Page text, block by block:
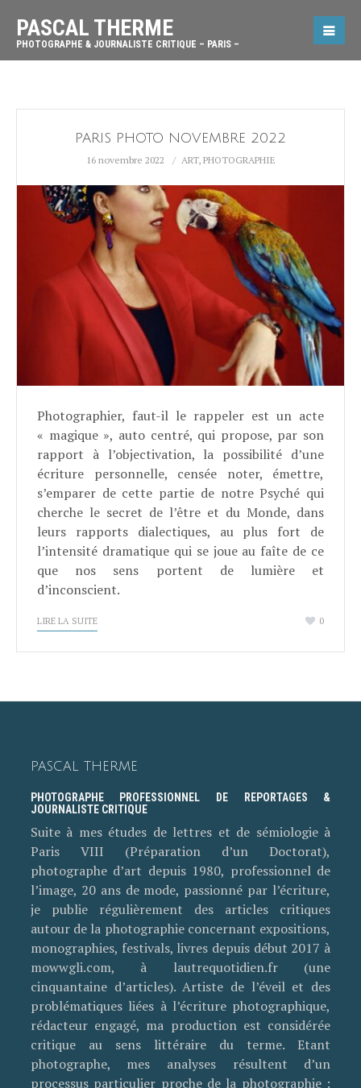
PASCAL THERME
PHOTOGRAPHE & JOURNALISTE CRITIQUE – PARIS –
PARIS PHOTO NOVEMBRE 2022
16 novembre 2022 ART, PHOTOGRAPHIE
Photographier, faut-il le rappeler est un acte
« magique », auto centré, qui propose, par son
rapport à l’objectivation, la possibilité d’une
écriture personnelle, censée noter, émettre,
s’emparer de cette partie de notre Psyché qui
cherche le secret de l’être et du Monde, dans
leurs rapports dialectiques, au plus fort de
l’intensité dramatique qui se joue au faîte de ce
que nos sens portent de lumière et
d’inconscient.
LIRE LA SUITE 0
PASCAL THERME
PHOTOGRAPHE PROFESSIONNEL DE REPORTAGES &
JOURNALISTE CRITIQUE
Suite à mes études de lettres et de sémiologie à
Paris VIII (Préparation d’un Doctorat),
photographe d’art depuis 1980, professionnel de
l’image, 20 ans de mode, passionné par l’écriture,
je publie régulièrement des articles critiques
autour de la photographie concernant expositions,
monographies, festivals, livres depuis début 2017 à
mowwgli.com, à lautrequotidien.fr (une
cinquantaine d’articles). Artiste de l’éveil et des
problématiques liées à l’écriture photographique,
rédacteur engagé, ma production est considérée
critique au sens littéraire du terme. Etant
photographe, mes analyses résultent d’un
processus particulier proche de la photographie :